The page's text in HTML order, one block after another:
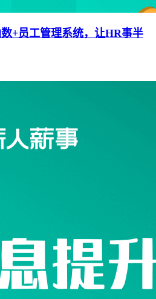
+员工管理系统，让HR事半